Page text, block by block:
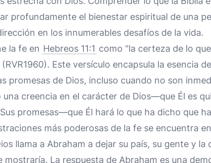
profundamente el bienestar espiritual de una
en los innumerables desafíos de la vida.
la fe en Hebreos 11:1 como "la certeza de lo
Este versículo encapsula la esencia
promesas de Dios, incluso cuando no son
una creencia en el carácter de Dios—que Él es
promesas—que Él hará lo que ha dicho que
más poderosas de la fe se encuentra
llama a Abraham a dejar su país, su gente y la
mostraría. La respuesta de Abraham es una